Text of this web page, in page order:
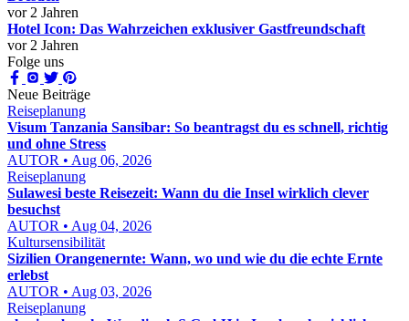
vor 2 Jahren
Hotel Icon: Das Wahrzeichen exklusiver Gastfreundschaft
vor 2 Jahren
Folge uns
Neue Beiträge
Reiseplanung
Visum Tanzania Sansibar: So beantragst du es schnell, richtig
und ohne Stress
AUTOR • Aug 06, 2026
Reiseplanung
Sulawesi beste Reisezeit: Wann du die Insel wirklich clever
besuchst
AUTOR • Aug 04, 2026
Kultursensibilität
Sizilien Orangenernte: Wann, wo und wie du die echte Ernte
erlebst
AUTOR • Aug 03, 2026
Reiseplanung